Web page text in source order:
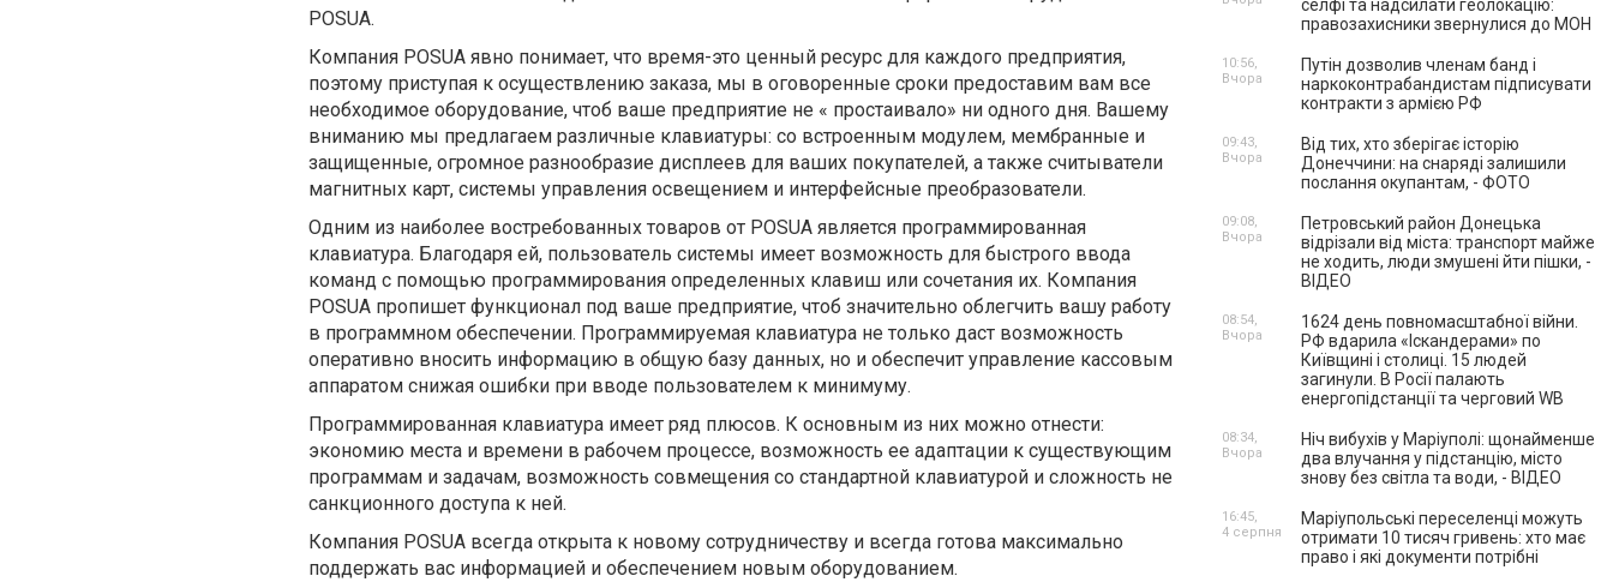
POSUA.
Компания POSUA явно понимает, что время-это ценный ресурс для каждого предприятия,
поэтому приступая к осуществлению заказа, мы в оговоренные сроки предоставим вам все
необходимое оборудование, чтоб ваше предприятие не « простаивало» ни одного дня. Вашему
вниманию мы предлагаем различные клавиатуры: со встроенным модулем, мембранные и
защищенные, огромное разнообразие дисплеев для ваших покупателей, а также считыватели
магнитных карт, системы управления освещением и интерфейсные преобразователи.
Одним из наиболее востребованных товаров от POSUA является программированная
клавиатура. Благодаря ей, пользователь системы имеет возможность для быстрого ввода
команд с помощью программирования определенных клавиш или сочетания их. Компания
POSUA пропишет функционал под ваше предприятие, чтоб значительно облегчить вашу работу
в программном обеспечении. Программируемая клавиатура не только даст возможность
оперативно вносить информацию в общую базу данных, но и обеспечит управление кассовым
аппаратом снижая ошибки при вводе пользователем к минимуму.
Программированная клавиатура имеет ряд плюсов. К основным из них можно отнести:
экономию места и времени в рабочем процессе, возможность ее адаптации к существующим
программам и задачам, возможность совмещения со стандартной клавиатурой и сложность не
санкционного доступа к ней.
Компания POSUA всегда открыта к новому сотрудничеству и всегда готова максимально
поддержать вас информацией и обеспечением новым оборудованием.
селфі та надсилати геолокацію:
правозахисники звернулися до МОН
Путін дозволив членам банд і
наркоконтрабандистам підписувати
контракти з армією РФ
10:56,
Вчора
Від тих, хто зберігає історію
Донеччини: на снаряді залишили
послання окупантам, - ФОТО
09:43,
Вчора
Петровський район Донецька
відрізали від міста: транспорт майже
не ходить, люди змушені йти пішки, -
ВІДЕО
09:08,
Вчора
1624 день повномасштабної війни.
РФ вдарила «Іскандерами» по
Київщині і столиці. 15 людей
загинули. В Росії палають
енергопідстанції та черговий WB
08:54,
Вчора
Ніч вибухів у Маріуполі: щонайменше
два влучання у підстанцію, місто
знову без світла та води, - ВІДЕО
08:34,
Вчора
Маріупольські переселенці можуть
отримати 10 тисяч гривень: хто має
право і які документи потрібні
16:45,
4 серпня